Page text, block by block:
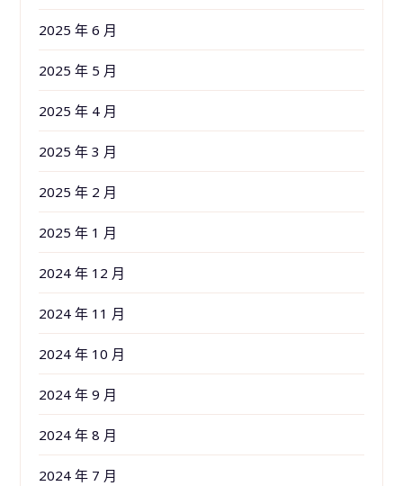
2025 年 6 月
2025 年 5 月
2025 年 4 月
2025 年 3 月
2025 年 2 月
2025 年 1 月
2024 年 12 月
2024 年 11 月
2024 年 10 月
2024 年 9 月
2024 年 8 月
2024 年 7 月